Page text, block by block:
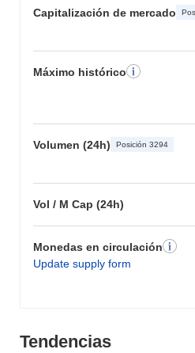
Capitalización de mercado
Máximo histórico
Volumen (24h) Posición 3294
Vol / M Cap (24h)
Monedas en circulación
Update supply form
Tendencias